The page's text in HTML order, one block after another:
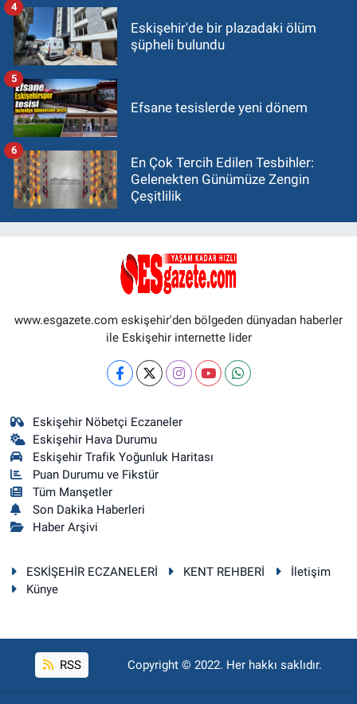
Eskişehir'de bir plazadaki ölüm
şüpheli bulundu
4
Efsane tesislerde yeni dönem
5
En Çok Tercih Edilen Tesbihler:
Gelenekten Günümüze Zengin
Çeşitlilik
6
www.esgazete.com eskişehir'den bölgeden dünyadan haberler
ile Eskişehir internette lider
Eskişehir Nöbetçi Eczaneler
Eskişehir Hava Durumu
Eskişehir Trafik Yoğunluk Haritası
Puan Durumu ve Fikstür
Tüm Manşetler
Son Dakika Haberleri
Haber Arşivi
ESKİŞEHİR ECZANELERİ KENT REHBERİ
İletişim
Künye
RSS Copyright © 2022. Her hakkı saklıdır.